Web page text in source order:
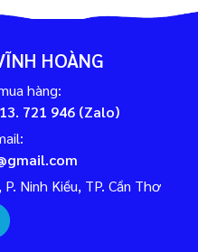
HOÀNG
hàng:
721 946 (Zalo)
Ninh Kiều, TP. Cần Thơ